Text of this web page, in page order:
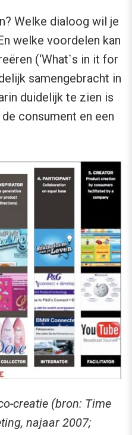
Welke dialoog wil je
welke voordelen kan
(‘What`s in it for
samengebracht in
duidelijk te zien is
consument en een
creatie (bron: Time
najaar 2007;